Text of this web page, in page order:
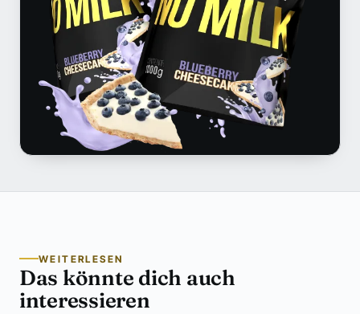
WEITERLESEN
Das könnte dich auch
interessieren